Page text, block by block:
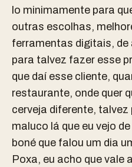
lo minimamente para
outras escolhas,
ferramentas digitais,
para talvez fazer esse
que daí esse cliente,
restaurante, onde quer
cerveja diferente, talvez
maluco lá que eu vejo
boné que falou um dia
Poxa, eu acho que vale